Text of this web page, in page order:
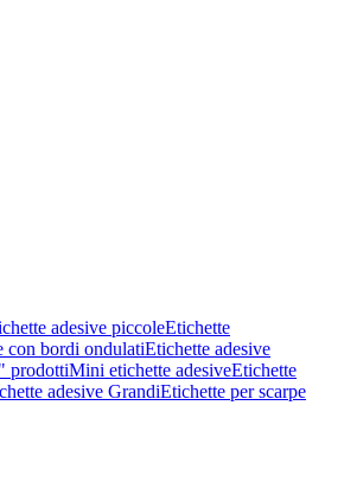
adesive piccoleEtichette
con bordi ondulatiEtichette adesive
prodottiMini etichette adesiveEtichette
adesive GrandiEtichette per scarpe